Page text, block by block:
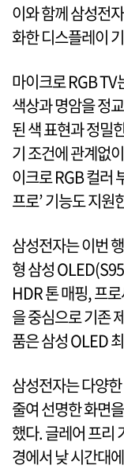
이와 함께 삼성전
화한 디스플레이
마이크로 RGB TV
색상과 명암을 정
된 색 표현과 정밀
기 조건에 관계없
이크로 RGB 컬러
프로’ 기능도 지원
삼성전자는 이번
형 삼성
HDR 톤 매핑, 프
을 중심으로 기존
품은 삼성 OLED
삼성전자는 다양
줄여 선명한 화면
했다. 글레어 프리
경에서 낮 시간대